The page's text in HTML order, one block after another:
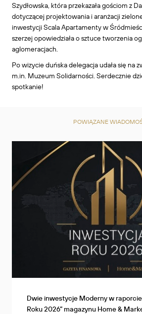
Szydłowska, która przekazała gościom z
dotyczącej projektowania i aranżacji
inwestycji Scala Apartamenty w
szerzej opowiedziała o sztuce tworzenia
aglomeracjach.
Po wizycie duńska delegacja udała się na
m.in. Muzeum Solidarności. Serdecznie
spotkanie!
POWIĄZANE
Dwie inwestycje Moderny w
Roku 2026” magazynu Home &